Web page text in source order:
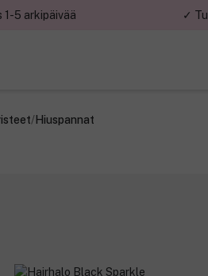
5 arkipäivää ✓
/Hiuspannat